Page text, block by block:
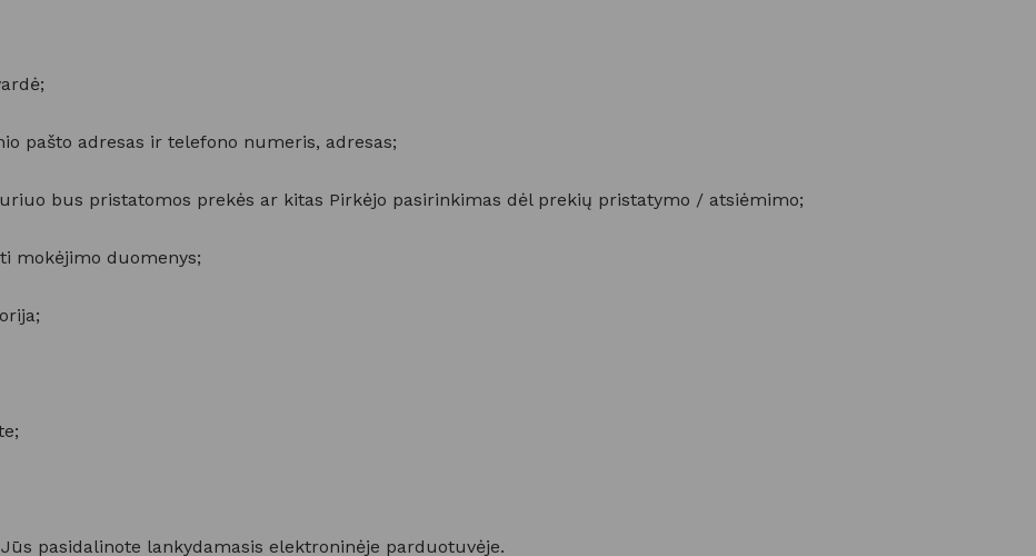
pašto adresas ir telefono numeris, adresas;
bus pristatomos prekės ar kitas Pirkėjo pasirinkimas dėl prekių pristatymo / atsiėmimo;
mokėjimo duomenys;
pasidalinote lankydamasis elektroninėje parduotuvėje.